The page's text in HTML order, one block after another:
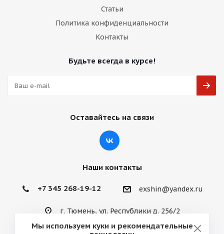
Статьи
Политика конфиденциальности
Контакты
Будьте всегда в курсе!
Оставайтесь на связи
Наши контакты
+7 345 268-19-12 exshin@yandex.ru
г. Тюмень, ул. Республики д. 256/2
Мы используем куки и рекомендательные